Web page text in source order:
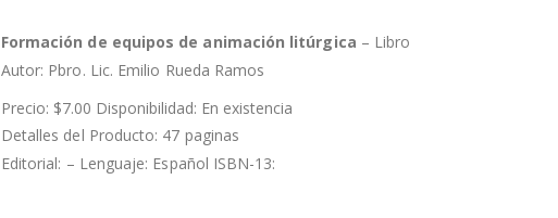
Formación de equipos de animación litúrgica – Libro
Autor: Pbro. Lic. Emilio Rueda Ramos
Precio: $7.00 Disponibilidad: En existencia
Detalles del Producto: 47 paginas
Editorial: – Lenguaje: Español ISBN-13: